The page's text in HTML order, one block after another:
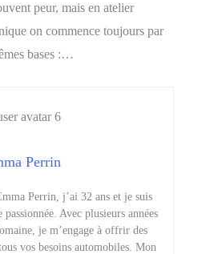
peur, mais en atelier
on commence toujours par
bases :…
Perrin
Perrin, j’ai 32 ans et je suis
Avec plusieurs années
je m’engage à offrir des
vos besoins automobiles. Mon